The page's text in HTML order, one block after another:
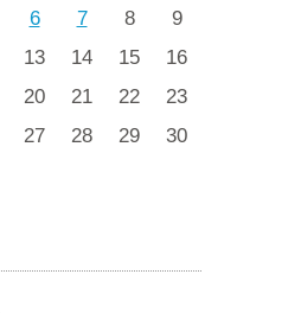
6 7 8
9
13 14 15
16
20 21 22
23
27 28 29
30